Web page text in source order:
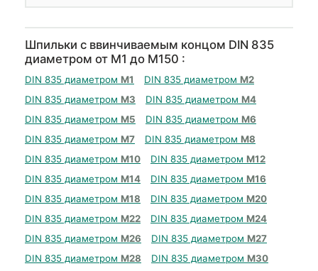
Шпильки с ввинчиваемым концом DIN 835
диаметром от М1 до М150 :
DIN 835 диаметром М1 DIN 835 диаметром М2
DIN 835 диаметром М3 DIN 835 диаметром М4
DIN 835 диаметром М5 DIN 835 диаметром М6
DIN 835 диаметром М7 DIN 835 диаметром М8
DIN 835 диаметром М10 DIN 835 диаметром М12
DIN 835 диаметром М14 DIN 835 диаметром М16
DIN 835 диаметром М18 DIN 835 диаметром М20
DIN 835 диаметром М22 DIN 835 диаметром М24
DIN 835 диаметром М26 DIN 835 диаметром М27
DIN 835 диаметром М28 DIN 835 диаметром М30